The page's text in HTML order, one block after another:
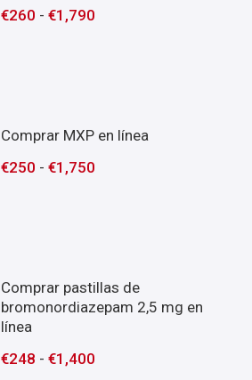
€260 -€1,790
Comprar MXP en línea
€250 -€1,750
Comprar pastillas de
bromonordiazepam 2,5 mg en
línea
€248 -€1,400